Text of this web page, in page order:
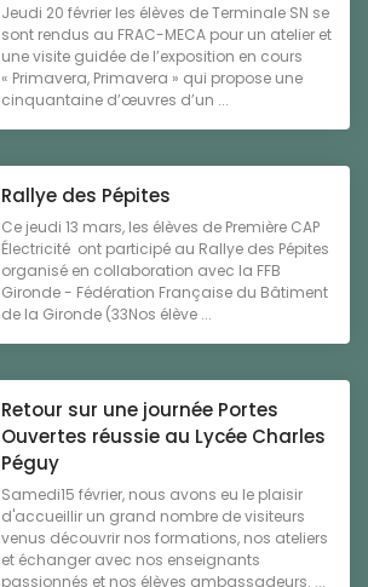
Jeudi 20 février les élèves de Terminale SN se
sont rendus au FRAC-MECA pour un atelier et
une visite guidée de l’exposition en cours
« Primavera, Primavera » qui propose une
cinquantaine d’œuvres d’un ...
Rallye des Pépites
Ce jeudi 13 mars, les élèves de Première CAP
Électricité ont participé au Rallye des Pépites
organisé en collaboration avec la FFB
Gironde - Fédération Française du Bâtiment
de la Gironde (33Nos élève ...
Retour sur une journée Portes
Ouvertes réussie au Lycée Charles
Péguy
Samedi15 février, nous avons eu le plaisir
d'accueillir un grand nombre de visiteurs
venus découvrir nos formations, nos ateliers
et échanger avec nos enseignants
passionnés et nos élèves ambassadeurs. ...